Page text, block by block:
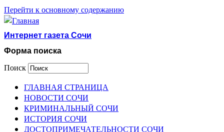
Перейти к основному содержанию
Интернет газета Сочи
Форма поиска
Поиск
ГЛАВНАЯ СТРАНИЦА
НОВОСТИ СОЧИ
КРИМИНАЛЬНЫЙ СОЧИ
ИСТОРИЯ СОЧИ
ДОСТОПРИМЕЧАТЕЛЬНОСТИ СОЧИ